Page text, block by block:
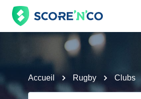
Accueil Rugby Clubs